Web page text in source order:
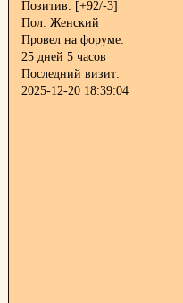
Позитив: [+92/-3]
Пол: Женский
Провел на форуме:
25 дней 5 часов
Последний визит:
2025-12-20 18:39:04